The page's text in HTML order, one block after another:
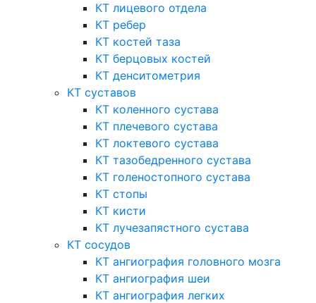
КТ лицевого отдела
КТ ребер
КТ костей таза
КТ берцовых костей
КТ денситометрия
КТ суставов
КТ коленного сустава
КТ плечевого сустава
КТ локтевого сустава
КТ тазобедренного сустава
КТ голеностопного сустава
КТ стопы
КТ кисти
КТ лучезапястного сустава
КТ сосудов
КТ ангиография головного мозга
КТ ангиография шеи
КТ ангиография легких